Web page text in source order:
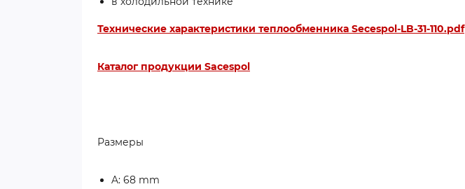
Технические характеристики теплообменника Secespol-LB-31-110.pdf
Каталог продукции Sacespol
Размеры
A: 68 mm